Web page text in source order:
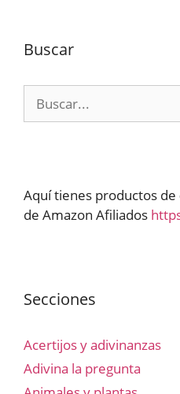
Buscar
Aquí tienes productos de
de Amazon Afiliados
Secciones
Acertijos y adivinanzas
Adivina la pregunta